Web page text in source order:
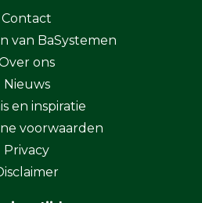
Contact
van BaSystemen
ons
Nieuws
en inspiratie
voorwaarden
Privacy